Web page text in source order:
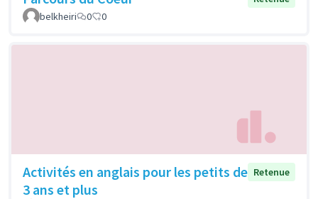
belkheiri
0 0
Activités en anglais pour les petits de
3 ans et plus
Retenue